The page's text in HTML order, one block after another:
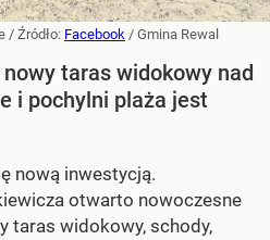
/ Źródło: Facebook / Gmina Rewal
taras widokowy nad
i pochylni plaża jest
nową inwestycją.
otwarto nowoczesne
taras widokowy, schody,